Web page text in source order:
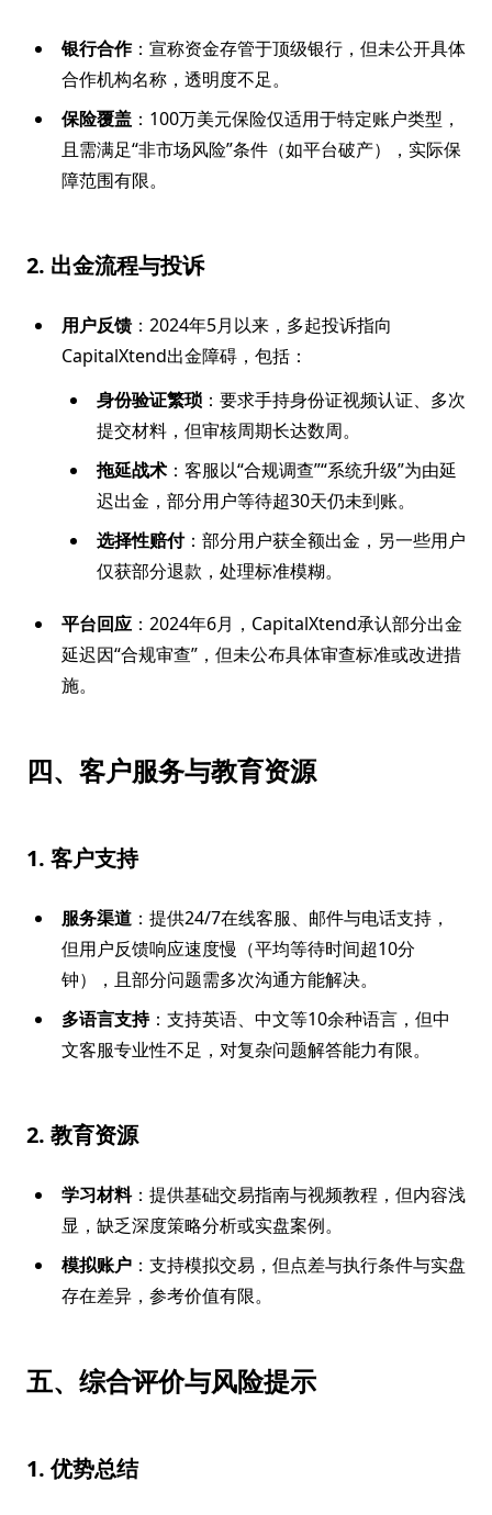
银行合作：宣称资金存管于顶级银行，但未公开具体
合作机构名称，透明度不足。
保险覆盖 ：100万美元保险仅适用于特定账户类型，
且需满足“非市场风险”条件（如平台破产），实际保
障范围有限。
2. 出金流程与投诉
用户反馈 ：2024年5月以来，多起投诉指向
CapitalXtend出金障碍，包括：
身份验证繁琐 ：要求手持身份证视频认证、多次
提交材料，但审核周期长达数周。
拖延战术 ：客服以“合规调查”“系统升级”为由延
迟出金，部分用户等待超30天仍未到账。
选择性赔付：部分用户获全额出金，另一些用户
仅获部分退款，处理标准模糊。
平台回应 ：2024年6月，CapitalXtend承认部分出金
延迟因“合规审查”，但未公布具体审查标准或改进措
施。
四、客户服务与教育资源
1. 客户支持
服务渠道 ：提供24/7在线客服、邮件与电话支持，
但用户反馈响应速度慢（平均等待时间超10分
钟），且部分问题需多次沟通方能解决。
多语言支持：支持英语、中文等10余种语言，但中
文客服专业性不足，对复杂问题解答能力有限。
2. 教育资源
学习材料：提供基础交易指南与视频教程，但内容浅
显，缺乏深度策略分析或实盘案例。
模拟账户 ：支持模拟交易，但点差与执行条件与实盘
存在差异，参考价值有限。
五、综合评价与风险提示
1. 优势总结